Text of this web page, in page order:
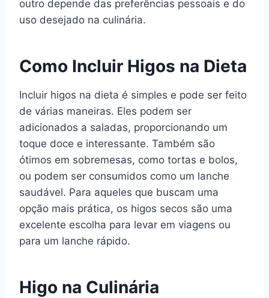
outro depende das preferências pessoais e do
uso desejado na culinária.
Como Incluir Higos na Dieta
Incluir higos na dieta é simples e pode ser feito
de várias maneiras. Eles podem ser
adicionados a saladas, proporcionando um
toque doce e interessante. Também são
ótimos em sobremesas, como tortas e bolos,
ou podem ser consumidos como um lanche
saudável. Para aqueles que buscam uma
opção mais prática, os higos secos são uma
excelente escolha para levar em viagens ou
para um lanche rápido.
Higo na Culinária